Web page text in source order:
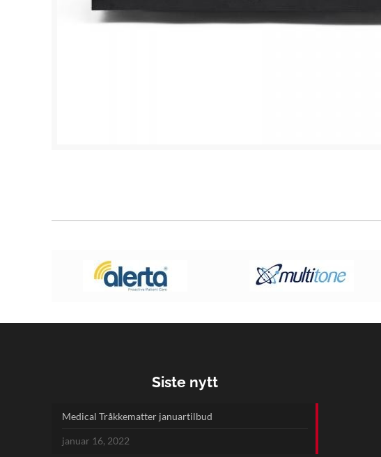
Siste nytt
Medical Tråkkematter januartilbud
januar 16, 2022